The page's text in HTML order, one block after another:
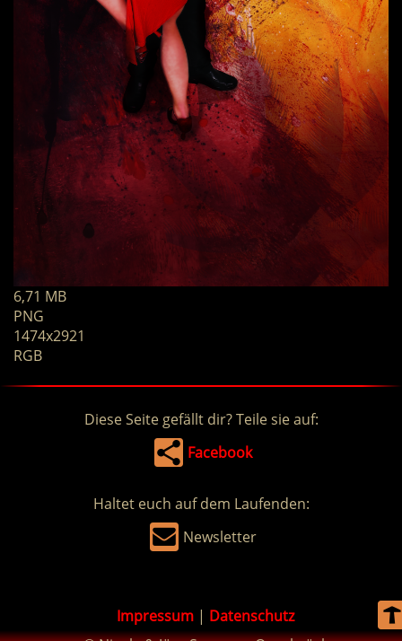
6,71 MB
PNG
1474x2921
RGB
Diese Seite gefällt dir? Teile sie auf:
Facebook
Haltet euch auf dem Laufenden:
Newsletter
Impressum | Datenschutz